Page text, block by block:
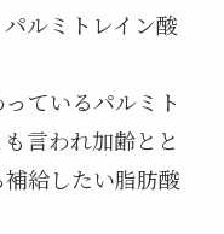
ルミトレイン酸
ているパルミト
言われ加齢とと
給したい脂肪酸